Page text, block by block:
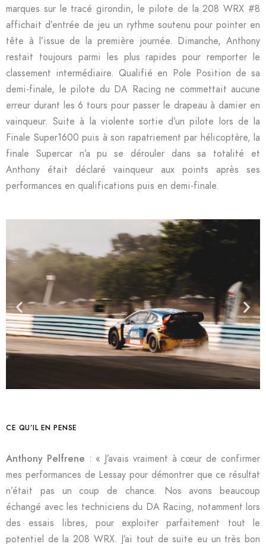
marques sur le tracé girondin, le pilote de la 208 WRX #8
affichait d’entrée de jeu un rythme soutenu pour pointer en
tête à l’issue de la première journée. Dimanche, Anthony
restait toujours parmi les plus rapides pour remporter le
classement intermédiaire. Qualifié en Pole Position de sa
demi-finale, le pilote du DA Racing ne commettait aucune
erreur durant les 6 tours pour passer le drapeau à damier en
vainqueur. Suite à la violente sortie d’un pilote lors de la
Finale Super1600 puis à son rapatriement par hélicoptère, la
finale Supercar n’a pu se dérouler dans sa totalité et
Anthony était déclaré vainqueur aux points après ses
performances en qualifications puis en demi-finale.
CE QU’IL EN PENSE
Anthony Pelfrene : « J’avais vraiment à cœur de confirmer
mes performances de Lessay pour démontrer que ce résultat
n’était pas un coup de chance. Nos avons beaucoup
échangé avec les techniciens du DA Racing, notamment lors
des essais libres, pour exploiter parfaitement tout le
potentiel de la 208 WRX. J’ai tout de suite eu un très bon